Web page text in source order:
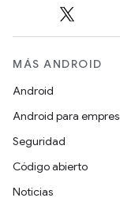
MÁS ANDROID
Android
Android para
Seguridad
Código abierto
Noticias